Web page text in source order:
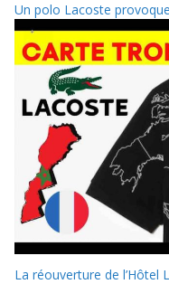
Un polo Lacoste
La réouverture de l’Hôtel